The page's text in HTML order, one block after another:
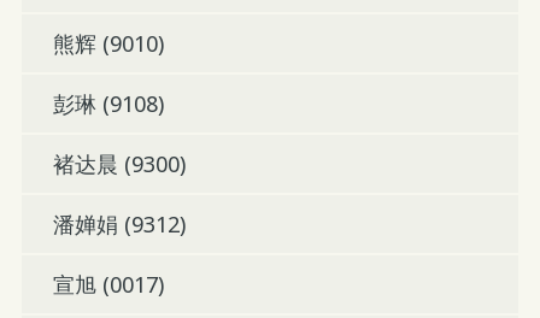
熊辉 (9010)
彭琳 (9108)
褚达晨 (9300)
潘婵娟 (9312)
宣旭 (0017)